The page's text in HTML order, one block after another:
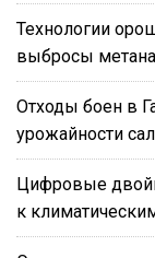
Технологии
выбросы
Отходы боен в
урожайности
Цифровые
к